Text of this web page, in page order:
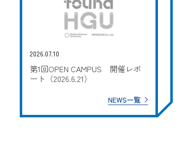
2026.07.10
第1回OPEN CAMPUS 開催レポ
ート（2026.6.21）
NEWS一覧